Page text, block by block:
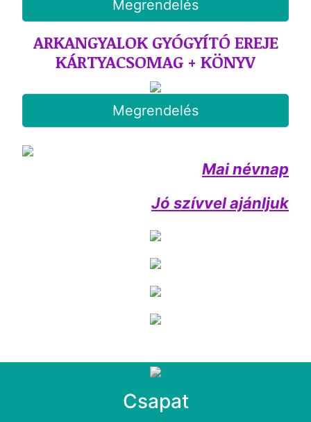
Megrendelés
ARKANGYALOK GYÓGYÍTÓ EREJE
KÁRTYACSOMAG + KÖNYV
Megrendelés
Mai névnap
Jó szívvel ajánljuk
Csapat